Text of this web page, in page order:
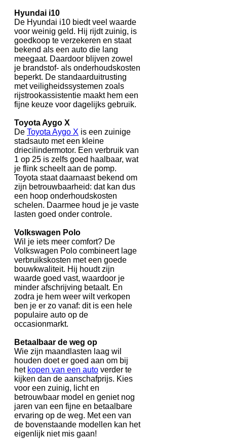
Hyundai i10
De Hyundai i10 biedt veel waarde
voor weinig geld. Hij rijdt zuinig, is
goedkoop te verzekeren en staat
bekend als een auto die lang
meegaat. Daardoor blijven zowel
je brandstof- als onderhoudskosten
beperkt. De standaarduitrusting
met veiligheidssystemen zoals
rijstrookassistentie maakt hem een
fijne keuze voor dagelijks gebruik.
Toyota Aygo X
De Toyota Aygo X is een zuinige
stadsauto met een kleine
driecilindermotor. Een verbruik van
1 op 25 is zelfs goed haalbaar, wat
je flink scheelt aan de pomp.
Toyota staat daarnaast bekend om
zijn betrouwbaarheid: dat kan dus
een hoop onderhoudskosten
schelen. Daarmee houd je je vaste
lasten goed onder controle.
Volkswagen Polo
Wil je iets meer comfort? De
Volkswagen Polo combineert lage
verbruikskosten met een goede
bouwkwaliteit. Hij houdt zijn
waarde goed vast, waardoor je
minder afschrijving betaalt. En
zodra je hem weer wilt verkopen
ben je er zo vanaf: dit is een hele
populaire auto op de
occasionmarkt.
Betaalbaar de weg op
Wie zijn maandlasten laag wil
houden doet er goed aan om bij
het kopen van een auto verder te
kijken dan de aanschafprijs. Kies
voor een zuinig, licht en
betrouwbaar model en geniet nog
jaren van een fijne en betaalbare
ervaring op de weg. Met een van
de bovenstaande modellen kan het
eigenlijk niet mis gaan!